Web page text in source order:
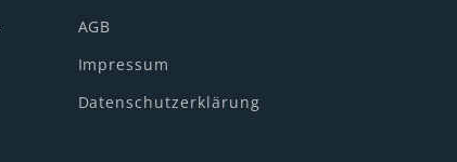
AGB
Impressum
Datenschutzerklärung